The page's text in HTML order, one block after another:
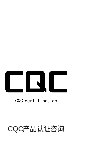
CQC产品认证咨询